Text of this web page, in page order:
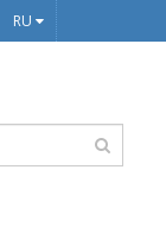
RU